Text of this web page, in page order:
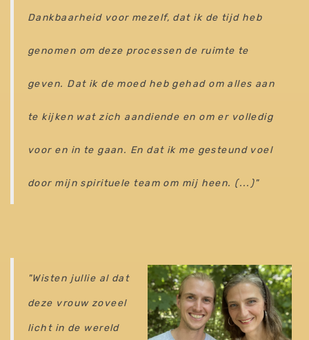
Dankbaarheid voor mezelf, dat ik de tijd heb
genomen om deze processen de ruimte te
geven. Dat ik de moed heb gehad om alles aan
te kijken wat zich aandiende en om er volledig
voor en in te gaan. En dat ik me gesteund voel
door mijn spirituele team om mij heen. (...)"
"Wisten jullie al dat
deze vrouw zoveel
licht in de wereld